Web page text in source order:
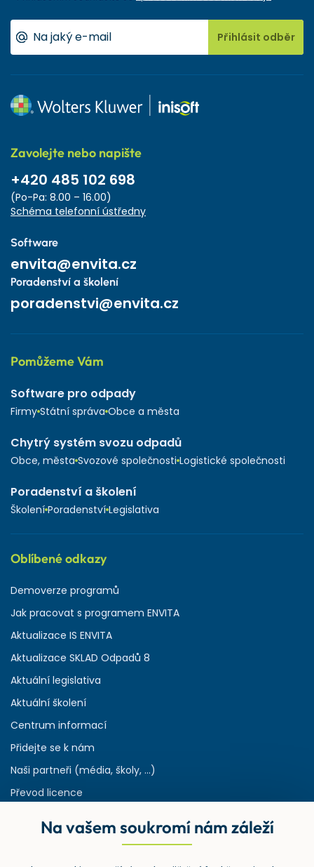
Přihlásit odběr
Zavolejte nebo napište
+420 485 102 698
(Po-Pa: 8.00 – 16.00)
Schéma telefonní ústředny
Software
envita@envita.cz
Poradenství a školení
poradenstvi@envita.cz
Pomůžeme Vám
Software pro odpady
Firmy Státní správa Obce a města
Chytrý systém svozu odpadů
Obce, města Svozové společnosti Logistické společnosti
Poradenství a školení
Školení Poradenství Legislativa
Oblíbené odkazy
Demoverze programů
Jak pracovat s programem ENVITA
Aktualizace IS ENVITA
Aktualizace SKLAD Odpadů 8
Aktuální legislativa
Aktuální školení
Centrum informací
Přidejte se k nám
Naši partneři (média, školy, ...)
Převod licence
Rejstřík používaných zkratek v odpadech
Na vašem soukromí nám záleží